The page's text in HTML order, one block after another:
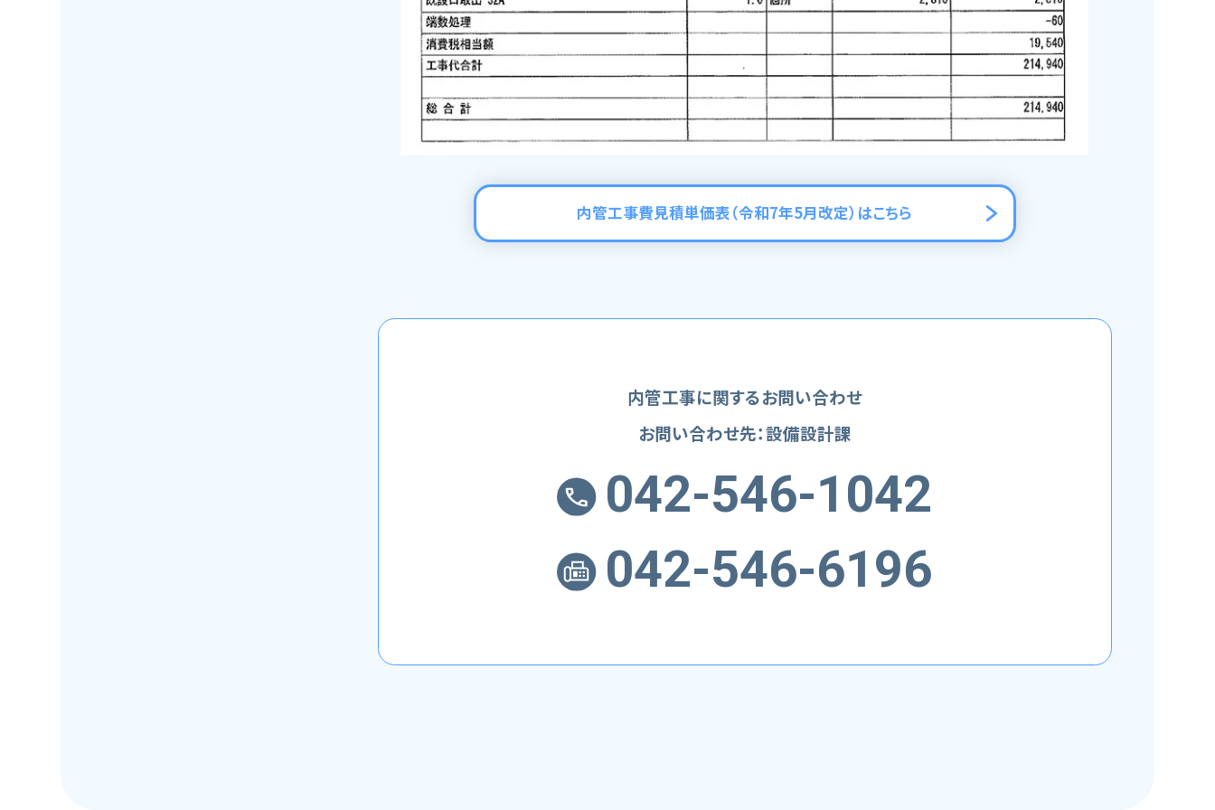
内管工事費見積単価表（令和7年5月改定）はこちら
内管工事に関するお問い合わせ
お問い合わせ先：設備設計課
042-546-1042
042-546-6196